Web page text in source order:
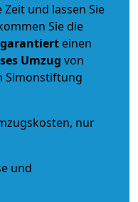
und lassen Sie
Sie die
garantiert einen
Umzug von
Simonstiftung
nur
und